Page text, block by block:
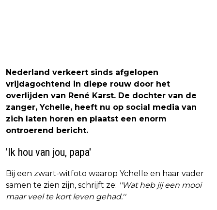
Nederland verkeert sinds afgelopen
vrijdagochtend in diepe rouw door het
overlijden van René Karst. De dochter van de
zanger, Ychelle, heeft nu op social media van
zich laten horen en plaatst een enorm
ontroerend bericht.
'Ik hou van jou, papa'
Bij een zwart-witfoto waarop Ychelle en haar vader
samen te zien zijn, schrijft ze: ''Wat heb jij een mooi
maar veel te kort leven gehad.''